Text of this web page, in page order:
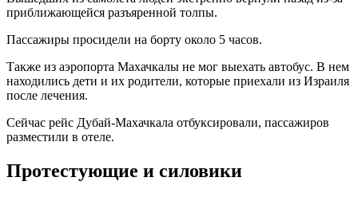
приближающейся разъяренной толпы.
Пассажиры просидели на борту около 5 часов.
Также из аэропорта Махачкалы не мог выехать автобус. В нем
находились дети и их родители, которые приехали из Израиля
после лечения.
Сейчас рейс Дубай-Махачкала отбуксировали, пассажиров
разместили в отеле.
Протестующие и силовики